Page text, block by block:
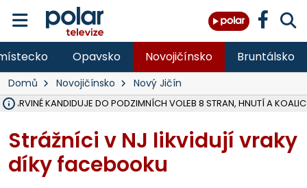
Opavsko Novojičínsko Bruntálsko
Domů Novojičínsko Nový Jičín
V KARVINÉ KANDIDUJE DO PODZIMNÍCH VOLEB 8 STRAN, HNUTÍ A KOALIC
Strážníci v NJ likvidují vraky
díky facebooku